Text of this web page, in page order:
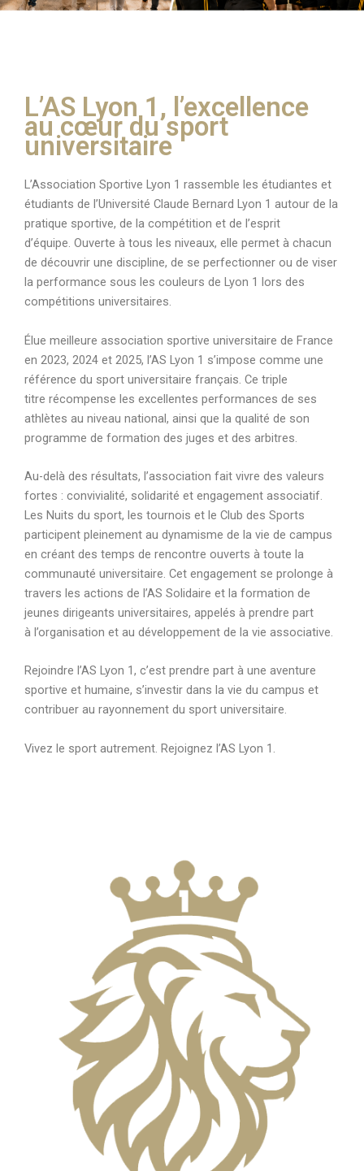
L’AS Lyon 1, l’excellence
au cœur du sport
universitaire
L’Association Sportive Lyon 1 rassemble les étudiantes et
étudiants de l’Université Claude Bernard Lyon 1 autour de la
pratique sportive, de la compétition et de l’esprit
d’équipe. Ouverte à tous les niveaux, elle permet à chacun
de découvrir une discipline, de se perfectionner ou de viser
la performance sous les couleurs de Lyon 1 lors des
compétitions universitaires.
Élue meilleure association sportive universitaire de France
en 2023, 2024 et 2025, l’AS Lyon 1 s’impose comme une
référence du sport universitaire français. Ce triple
titre récompense les excellentes performances de ses
athlètes au niveau national, ainsi que la qualité de son
programme de formation des juges et des arbitres.
Au-delà des résultats, l’association fait vivre des valeurs
fortes : convivialité, solidarité et engagement associatif.
Les Nuits du sport, les tournois et le Club des Sports
participent pleinement au dynamisme de la vie de campus
en créant des temps de rencontre ouverts à toute la
communauté universitaire. Cet engagement se prolonge à
travers les actions de l’AS Solidaire et la formation de
jeunes dirigeants universitaires, appelés à prendre part
à l’organisation et au développement de la vie associative.
Rejoindre l’AS Lyon 1, c’est prendre part à une aventure
sportive et humaine, s’investir dans la vie du campus et
contribuer au rayonnement du sport universitaire.
Vivez le sport autrement. Rejoignez l’AS Lyon 1.